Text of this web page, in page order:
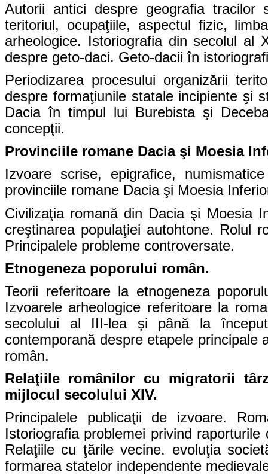
Autorii antici despre geografia tracilor
teritoriul, ocupaţiile, aspectul fizic,
arheologice. Istoriografia din secolul al
despre geto-daci. Geto-dacii în
Periodizarea procesului organizării
despre formaţiunile statale incipiente şi
Dacia în timpul lui Burebista şi
concepţii.
Provinciile romane Dacia şi Moesia
Izvoare scrise, epigrafice,
provinciile romane Dacia şi Moesia
Civilizaţia romană din Dacia şi Moesia
creştinarea populaţiei autohtone. Rolul
Principalele probleme controversate.
Etnogeneza poporului român.
Teorii referitoare la etnogeneza
Izvoarele arheologice referitoare la
secolului al III-lea şi până la
contemporană despre etapele principale
român.
Relaţiile românilor cu migratorii
mijlocul secolului XIV.
Principalele publicaţii de izvoare.
Istoriografia problemei privind
Relaţiile cu ţările vecine. evoluţia
formarea statelor independente